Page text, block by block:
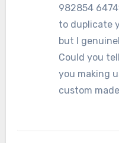
982854
to duplicate
but I
Could you
you making
custom